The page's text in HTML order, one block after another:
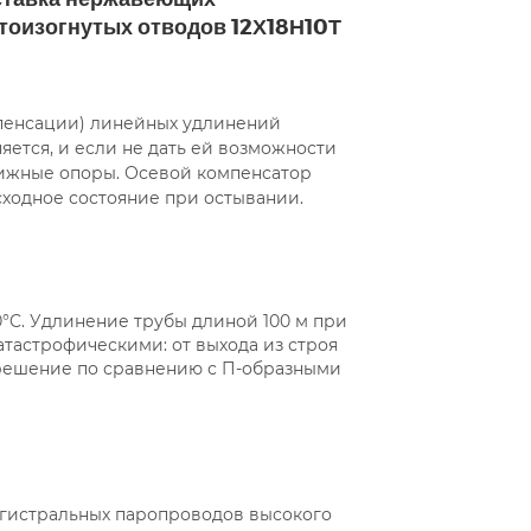
отводов 12Х18Н10Т
линейных удлинений
и если не дать ей возможности
опоры. Осевой компенсатор
состояние при остывании.
Удлинение трубы длиной 100 м при
от выхода из строя
по сравнению с П-образными
паропроводов высокого